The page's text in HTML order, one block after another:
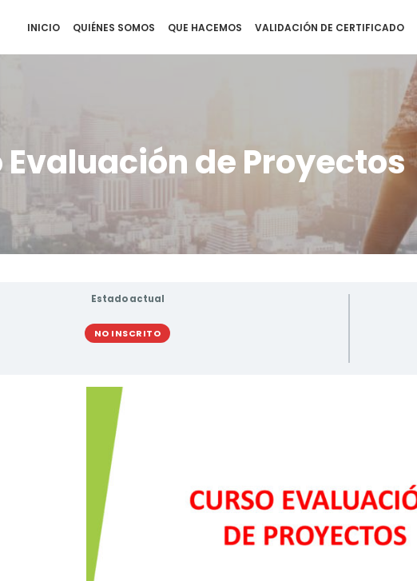
INICIO QUIÉNES SOMOS QUE HACEMOS VALIDACIÓN DE CERTIFICADO
Evaluación de Proyectos
Estado actual
NO INSCRITO